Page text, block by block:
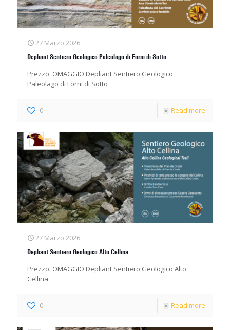
27 Marzo 2026
Depliant Sentiero Geologico Paleolago di Forni di Sotto
Prezzo: OMAGGIO Depliant Sentiero Geologico
Paleolago di Forni di Sotto
0 Read more
27 Marzo 2026
Depliant Sentiero Geologico Alto Cellina
Prezzo: OMAGGIO Depliant Sentiero Geologico Alto
Cellina
0 Read more